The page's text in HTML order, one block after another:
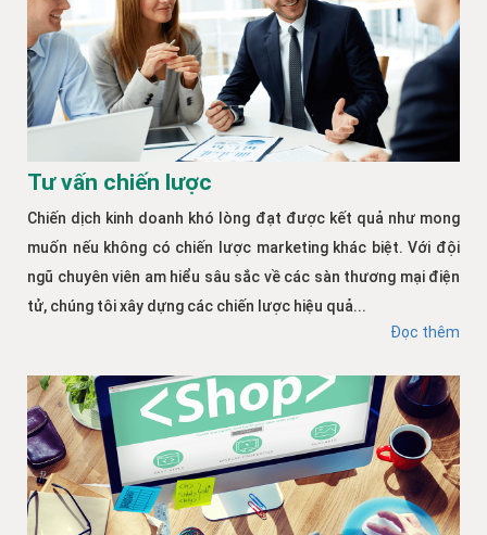
Tư vấn chiến lược
Chiến dịch kinh doanh khó lòng đạt được kết quả như mong
muốn nếu không có chiến lược marketing khác biệt. Với đội
ngũ chuyên viên am hiểu sâu sắc về các sàn thương mại điện
tử, chúng tôi xây dựng các chiến lược hiệu quả...
Đọc thêm